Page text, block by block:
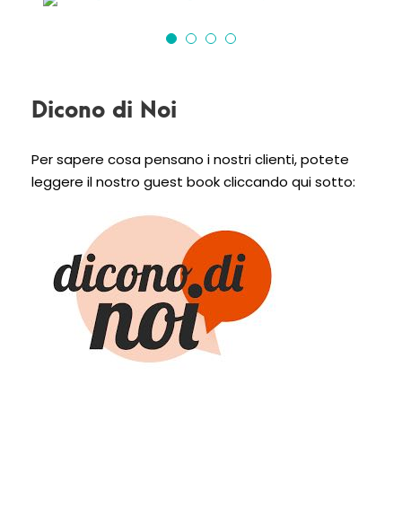
Dicono di Noi
Per sapere cosa pensano i nostri clienti, potete
leggere il nostro guest book cliccando qui sotto: